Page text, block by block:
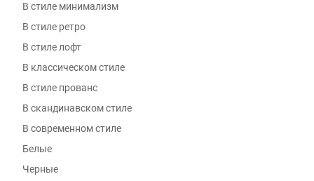
В стиле минимализм
В стиле ретро
В стиле лофт
В классическом стиле
В стиле прованс
В скандинавском стиле
В современном стиле
Белые
Черные